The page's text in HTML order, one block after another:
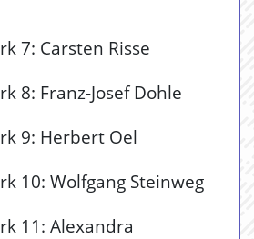
7: Carsten Risse
8: Franz-Josef Dohle
9: Herbert Oel
10: Wolfgang Steinweg
11: Alexandra